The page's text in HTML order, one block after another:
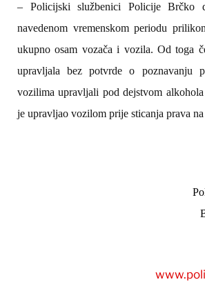
– Policijski službenici Policije
navedenom vremenskom periodu
ukupno osam vozača i vozila. Od toga
upravljala bez potvrde o poznavanju
vozilima upravljali pod dejstvom
je upravljao vozilom prije sticanja prava